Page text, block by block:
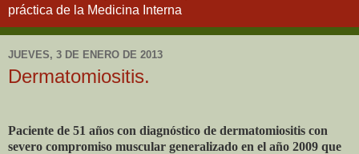
práctica de la Medicina Interna
JUEVES, 3 DE ENERO DE 2013
Dermatomiositis.
Paciente de 51 años con diagnóstico de dermatomiositis con
severo compromiso muscular generalizado en el año 2009 que